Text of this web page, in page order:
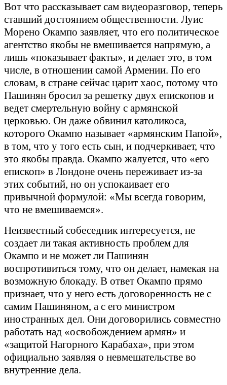
Вот что рассказывает сам видеоразговор, теперь
ставший достоянием общественности. Луис
Морено Окампо заявляет, что его политическое
агентство якобы не вмешивается напрямую, а
лишь «показывает факты», и делает это, в том
числе, в отношении самой Армении. По его
словам, в стране сейчас царит хаос, потому что
Пашинян бросил за решетку двух епископов и
ведет смертельную войну с армянской
церковью. Он даже обвинил католикоса,
которого Окампо называет «армянским Папой»,
в том, что у того есть сын, и подчеркивает, что
это якобы правда. Окампо жалуется, что «его
епископ» в Лондоне очень переживает из-за
этих событий, но он успокаивает его
привычной формулой: «Мы всегда говорим,
что не вмешиваемся».
Неизвестный собеседник интересуется, не
создает ли такая активность проблем для
Окампо и не может ли Пашинян
воспротивиться тому, что он делает, намекая на
возможную блокаду. В ответ Окампо прямо
признает, что у него есть договоренность не с
самим Пашиняном, а с его министром
иностранных дел. Они договорились совместно
работать над «освобождением армян» и
«защитой Нагорного Карабаха», при этом
официально заявляя о невмешательстве во
внутренние дела.